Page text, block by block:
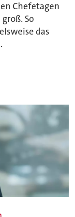
Chefetagen
So
das